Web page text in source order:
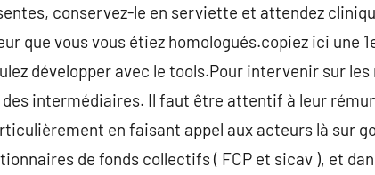
conservez-le en serviette et attendez
que vous vous étiez homologués.copiez ici une
développer avec le tools.Pour intervenir sur
des intermédiaires. Il faut être attentif à leur
en faisant appel aux acteurs là sur
de fonds collectifs ( FCP et sicav ), et